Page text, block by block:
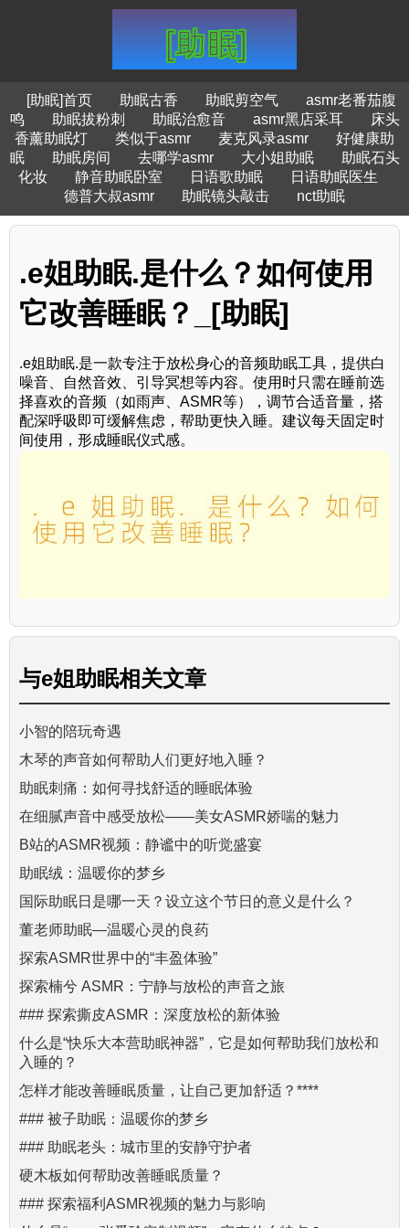
[助眠]首页 助眠古香 助眠剪空气
asmr老番茄腹
鸣
助眠拔粉刺 助眠治愈音 asmr黑店采耳
床头
香薰助眠灯
类似于asmr 麦克风录asmr
好健康助
眠
助眠房间 去哪学asmr 大小姐助眠
助眠石头
化妆
静音助眠卧室 日语歌助眠
日语助眠医生
德普大叔asmr
助眠镜头敲击 nct助眠
.e姐助眠.是什么？如何使用
它改善睡眠？_[助眠]
.e姐助眠.是一款专注于放松身心的音频助眠工具，提供白
噪音、自然音效、引导冥想等内容。使用时只需在睡前选
择喜欢的音频（如雨声、ASMR等），调节合适音量，搭
配深呼吸即可缓解焦虑，帮助更快入睡。建议每天固定时
间使用，形成睡眠仪式感。
与e姐助眠相关文章
小智的陪玩奇遇
木琴的声音如何帮助人们更好地入睡？
助眠刺痛：如何寻找舒适的睡眠体验
在细腻声音中感受放松——美女ASMR娇喘的魅力
B站的ASMR视频：静谧中的听觉盛宴
助眠绒：温暖你的梦乡
国际助眠日是哪一天？设立这个节日的意义是什么？
董老师助眠—温暖心灵的良药
探索ASMR世界中的“丰盈体验”
探索楠兮 ASMR：宁静与放松的声音之旅
### 探索撕皮ASMR：深度放松的新体验
什么是“快乐大本营助眠神器”，它是如何帮助我们放松和
入睡的？
怎样才能改善睡眠质量，让自己更加舒适？****
### 被子助眠：温暖你的梦乡
### 助眠老头：城市里的安静守护者
硬木板如何帮助改善睡眠质量？
### 探索福利ASMR视频的魅力与影响